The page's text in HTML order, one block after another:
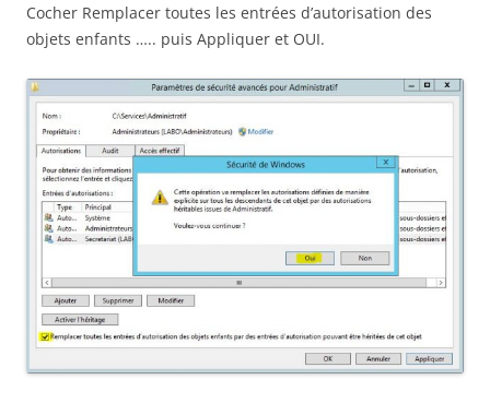
Cocher Remplacer toutes les entrées d’autorisation des
objets enfants ….. puis Appliquer et OUI.